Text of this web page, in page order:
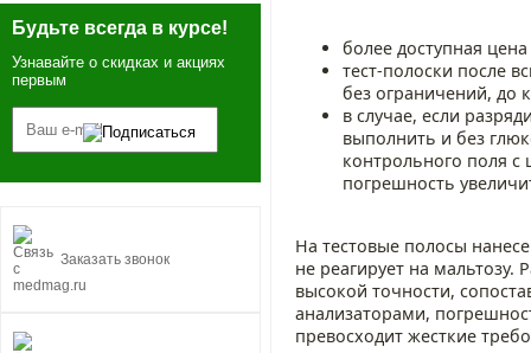
Будьте всегда в курсе!
Узнавайте о скидках и акциях
первым
Заказать звонок
более доступная
тест-полоски после
без ограничений, до
в случае, если
выполнить и без
контрольного поля с
погрешность
На тестовые полосы
не реагирует на мальтозу.
высокой точности,
анализаторами,
превосходит жесткие